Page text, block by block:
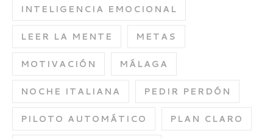
INTELIGENCIA EMOCIONAL
LEER LA MENTE METAS
MOTIVACIÓN MÁLAGA
NOCHE ITALIANA PEDIR PERDÓN
PILOTO AUTOMÁTICO PLAN CLARO